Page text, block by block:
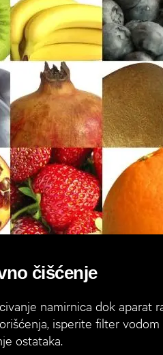
čišćenje
namirnica dok aparat
isperite filter
ostataka.